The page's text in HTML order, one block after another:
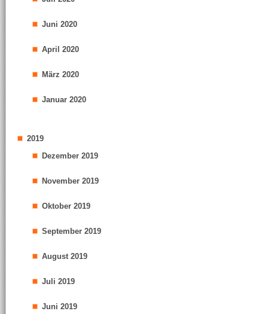
Juni 2020
April 2020
März 2020
Januar 2020
2019
Dezember 2019
November 2019
Oktober 2019
September 2019
August 2019
Juli 2019
Juni 2019